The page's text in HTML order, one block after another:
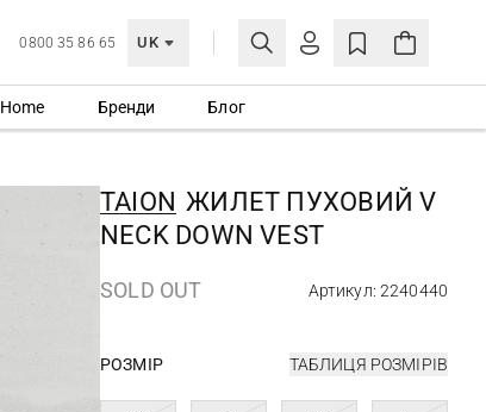
0800 35 86 65 UK
МОЯ ОБЛІКІВКА
Ще не зареєстровані?
СТВОРИТИ ОБЛІКІВКУ
Home Бренди Блог
TAION ЖИЛЕТ ПУХОВИЙ V
NECK DOWN VEST
SOLD OUT Артикул: 2240440
РОЗМІР ТАБЛИЦЯ РОЗМІРІВ